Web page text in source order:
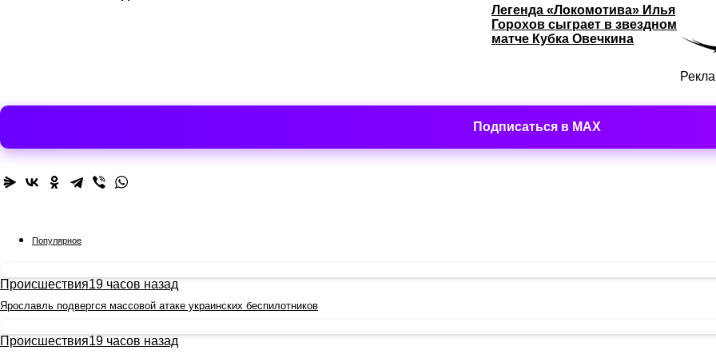
Легенда «Локомотива» Илья
Горохов сыграет в звездном
матче Кубка Овечкина
Подписаться в MAX
Популярное
Происшествия19 часов назад
Ярославль подвергся массовой атаке украинских беспилотников
Происшествия19 часов назад